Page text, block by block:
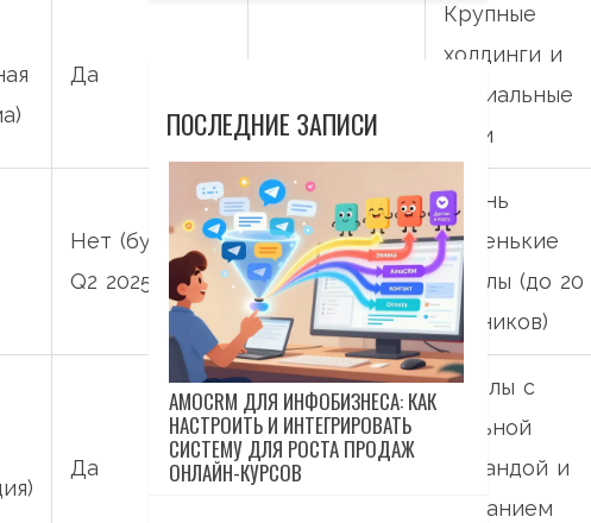
Да
Крупные
холдинги и
филиальные
сети
Нет (будет в
Q2 2025)
Да
Очень
маленькие
школы (до 20
учеников)
Да Да
Школы с
сильной
командой и
желанием
ПОСЛЕДНИЕ ЗАПИСИ
AMOCRM ДЛЯ ИНФОБИЗНЕСА: КАК
НАСТРОИТЬ И ИНТЕГРИРОВАТЬ
СИСТЕМУ ДЛЯ РОСТА ПРОДАЖ
ОНЛАЙН-КУРСОВ